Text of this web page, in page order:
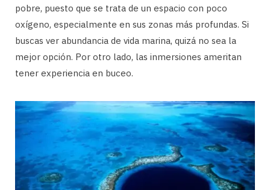
pobre, puesto que se trata de un espacio con poco
oxígeno, especialmente en sus zonas más profundas. Si
buscas ver abundancia de vida marina, quizá no sea la
mejor opción. Por otro lado, las inmersiones ameritan
tener experiencia en buceo.